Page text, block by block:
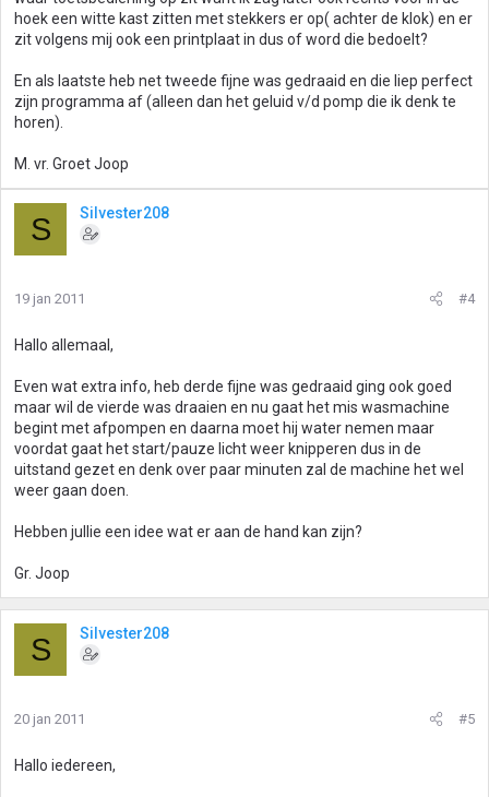
hoek een witte kast zitten met stekkers er op( achter de klok) en er
zit volgens mij ook een printplaat in dus of word die bedoelt?
En als laatste heb net tweede fijne was gedraaid en die liep perfect
zijn programma af (alleen dan het geluid v/d pomp die ik denk te
horen).
M. vr. Groet Joop
S Silvester208
19 jan 2011 #4
Hallo allemaal,
Even wat extra info, heb derde fijne was gedraaid ging ook goed
maar wil de vierde was draaien en nu gaat het mis wasmachine
begint met afpompen en daarna moet hij water nemen maar
voordat gaat het start/pauze licht weer knipperen dus in de
uitstand gezet en denk over paar minuten zal de machine het wel
weer gaan doen.
Hebben jullie een idee wat er aan de hand kan zijn?
Gr. Joop
S Silvester208
20 jan 2011 #5
Hallo iedereen,